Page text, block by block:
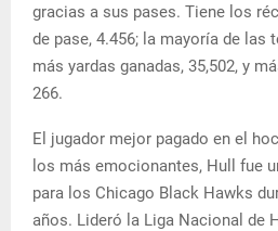
gracias a sus pases. Tiene los
de pase, 4.456; la mayoría de las
más yardas ganadas, 35,502, y
266.
El jugador mejor pagado en el
los más emocionantes, Hull fue
para los Chicago Black Hawks
años. Lideró la Liga Nacional de